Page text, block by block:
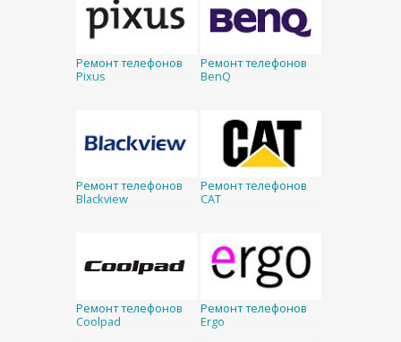
Ремонт телефонов
Pixus
Ремонт телефонов
BenQ
Ремонт телефонов
Blackview
Ремонт телефонов
CAT
Ремонт телефонов
Coolpad
Ремонт телефонов
Ergo